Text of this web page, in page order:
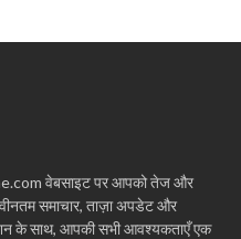
वेबसाइट पर आपको तेज और
समाचार, ताज़ा अपडेट और
के साथ, आपकी सभी आवश्यकताएँ एक